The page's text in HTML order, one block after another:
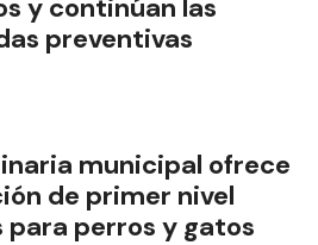
y continúan las
preventivas
municipal ofrece
de primer nivel
para perros y gatos